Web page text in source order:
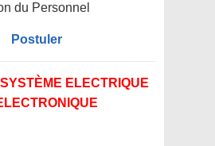
du Personnel
Postuler
SYSTÈME ELECTRIQUE